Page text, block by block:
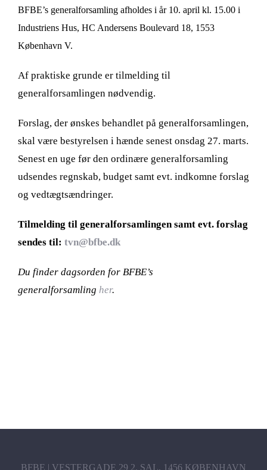
BFBE’s generalforsamling afholdes i år 10. april kl. 15.00 i
Industriens Hus, HC Andersens Boulevard 18, 1553
København V.
Af praktiske grunde er tilmelding til
generalforsamlingen nødvendig.
Forslag, der ønskes behandlet på generalforsamlingen,
skal være bestyrelsen i hænde senest onsdag 27. marts.
Senest en uge før den ordinære generalforsamling
udsendes regnskab, budget samt evt. indkomne forslag
og vedtægtsændringer.
Tilmelding til generalforsamlingen samt evt. forslag
sendes til: tvn@bfbe.dk
Du finder dagsorden for BFBE’s
generalforsamling her.
BFBE | VESTERGADE 29 2. SAL, 1456 KØBENHAVN